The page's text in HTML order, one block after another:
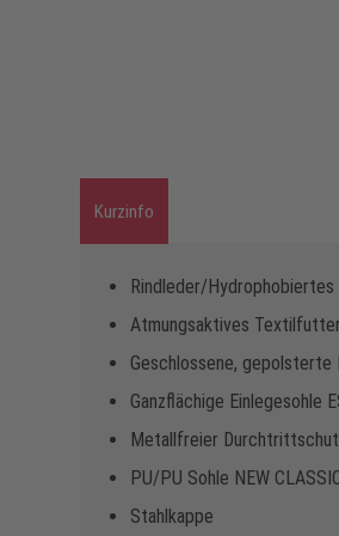
Kurzinfo
Rindleder/
Atmungsaktives Textilfutter
Geschlossene, gepolsterte
Ganzflächige Einlegesohle
Metallfreier
PU/PU Sohle NEW
Stahlkappe